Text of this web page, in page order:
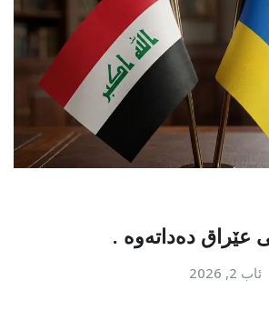
عێراق دەداتەوە .
ئاب 2, 2026